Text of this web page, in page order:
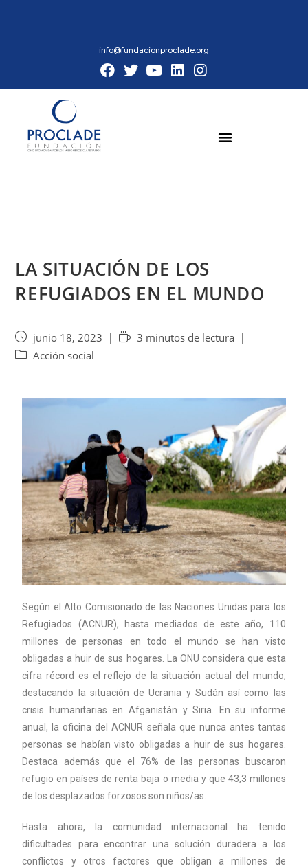
info@fundacionproclade.org
LA SITUACIÓN DE LOS
REFUGIADOS EN EL MUNDO
junio 18, 2023
3 minutos de lectura
Acción social
Según el Alto Comisionado de las Naciones Unidas para los
Refugiados (ACNUR), hasta mediados de este año, 110
millones de personas en todo el mundo se han visto
obligadas a huir de sus hogares. La ONU considera que esta
cifra récord es el reflejo de la situación actual del mundo,
destacando la situación de Ucrania y Sudán así como las
crisis humanitarias en Afganistán y Siria. En su informe
anual, la oficina del ACNUR señala que nunca antes tantas
personas se habían visto obligadas a huir de sus hogares.
Destaca además que el 76% de las personas buscaron
refugio en países de renta baja o media y que 43,3 millones
de los desplazados forzosos son niños/as.
Hasta ahora, la comunidad internacional ha tenido
dificultades para encontrar una solución duradera a los
conflictos y otros factores que obligan a millones de